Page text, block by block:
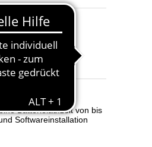
privaten Haushalten genutzt werden